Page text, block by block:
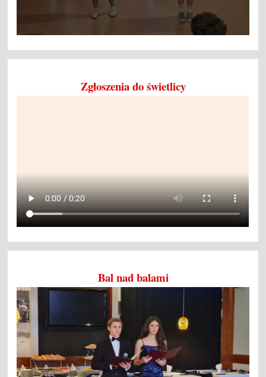
Zgłoszenia do świetlicy
Bal nad balami